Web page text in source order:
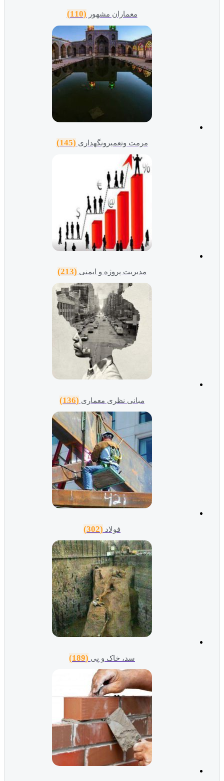
معماران مشهور(110)
مرمت وتعمیرونگهداری(145)
مدیریت پروژه و ایمنی(213)
مبانی نظری معماری(136)
فولاد(302)
سد، خاک و پی(189)